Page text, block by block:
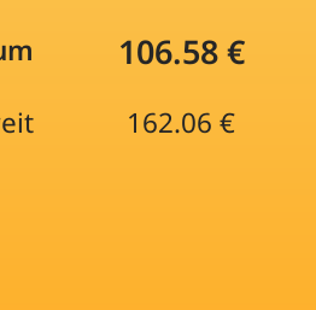
106.58 €
162.06 €